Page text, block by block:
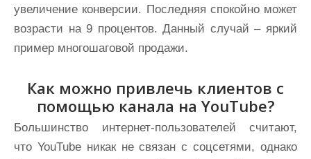
увеличение конверсии. Последняя спокойно может
возрасти на 9 процентов. Данный случай – яркий
пример многошаговой продажи.
Как можно привлечь клиентов с
помощью канала на YouTube?
Большинство интернет-пользователей считают,
что YouTube никак не связан с соцсетями, однако